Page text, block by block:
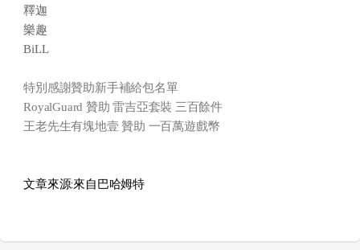
釋迦
樂趣
BiLL
特別感謝贊助新手補給包名單
RoyalGuard 贊助 雷吉亞套裝 三百餘件
王老先生有塊地壹 贊助 一百萬遊戲幣
文章來源:來自巴哈姆特